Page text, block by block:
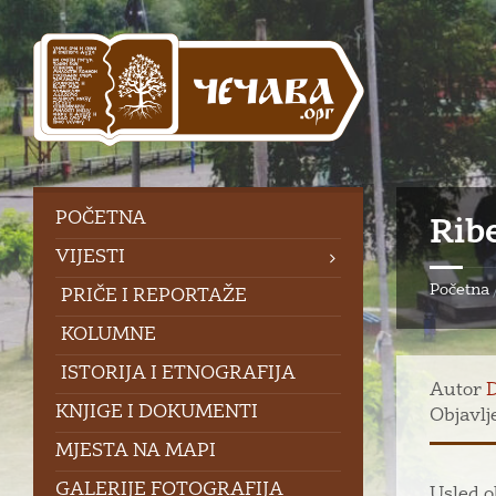
Skip
content
Skip
left
sidebar
Skip
footer
Početna
Autor
POČETNA
VIJESTI
PRIČE I REPORTAŽE
KOLUMNE
ISTORIJA I ETNOGRAFIJA
KNJIGE I DOKUMENTI
MJESTA NA MAPI
GALERIJE FOTOGRAFIJA